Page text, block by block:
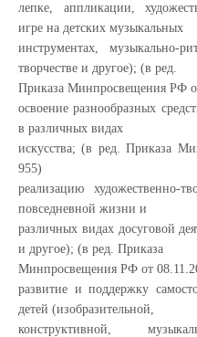
лепке, аппликации,
игре на детских музыкальных
инструментах, музыкально-
творчестве и другое); (в ред.
Приказа Минпросвещения РФ
освоение разнообразных
в различных видах
искусства; (в ред. Приказа
955)
реализацию художественно-
повседневной жизни и
различных видах досуговой
и другое); (в ред. Приказа
Минпросвещения РФ от
развитие и поддержку
детей (изобразительной,
конструктивной,